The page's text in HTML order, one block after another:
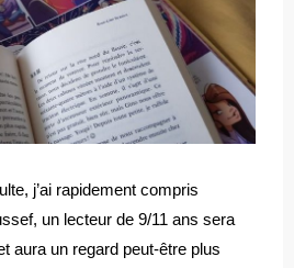
j’ai rapidement compris
un lecteur de 9/11 ans sera
aura un regard peut-être plus